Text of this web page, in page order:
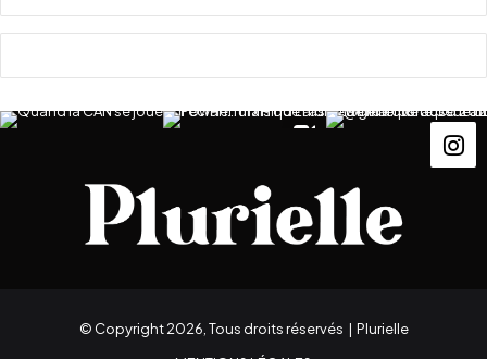
e
J
m
© Copyright 2026, Tous droits réservés | Plurielle